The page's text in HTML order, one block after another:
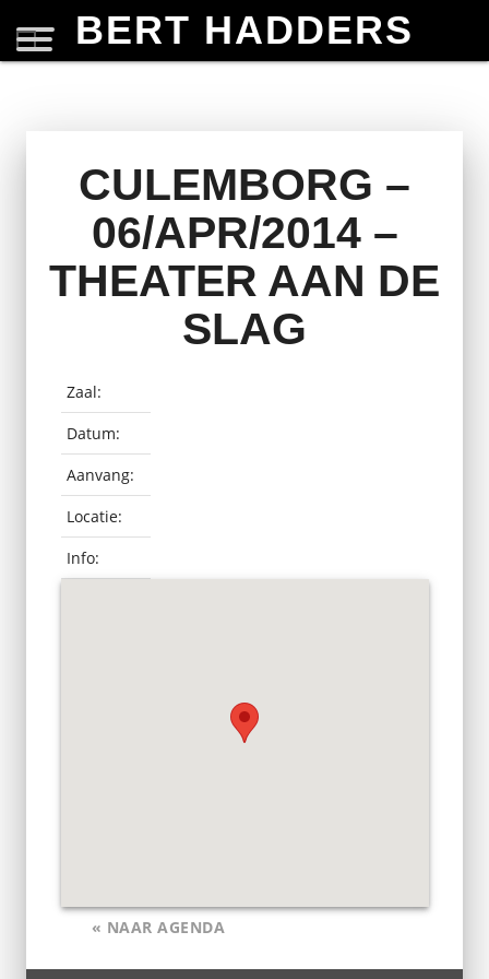
BERT HADDERS
CULEMBORG –
06/APR/2014 –
THEATER AAN DE
SLAG
Zaal:
Datum:
Aanvang:
Locatie:
Info:
« NAAR AGENDA